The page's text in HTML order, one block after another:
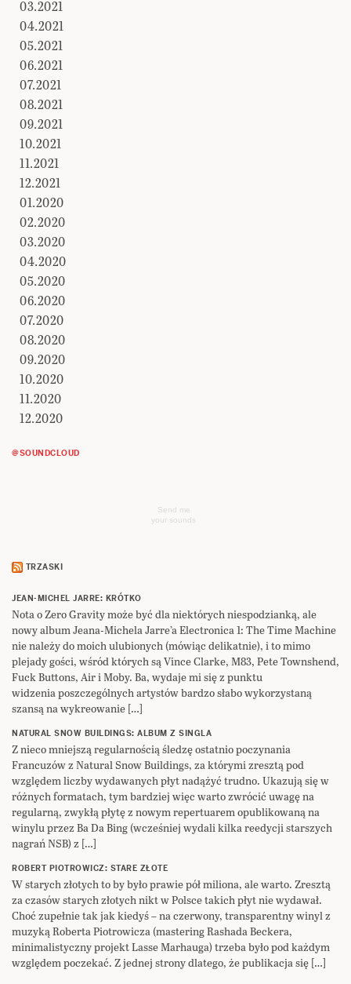
03.2021
04.2021
05.2021
06.2021
07.2021
08.2021
09.2021
10.2021
11.2021
12.2021
01.2020
02.2020
03.2020
04.2020
05.2020
06.2020
07.2020
08.2020
09.2020
10.2020
11.2020
12.2020
@SOUNDCLOUD
Send me
your sounds
TRZASKI
JEAN-MICHEL JARRE: KRÓTKO
Nota o Zero Gravity może być dla niektórych niespodzianką, ale
nowy album Jeana-Michela Jarre’a Electronica 1: The Time Machine
nie należy do moich ulubionych (mówiąc delikatnie), i to mimo
plejady gości, wśród których są Vince Clarke, M83, Pete Townshend,
Fuck Buttons, Air i Moby. Ba, wydaje mi się z punktu
widzenia poszczególnych artystów bardzo słabo wykorzystaną
szansą na wykreowanie […]
NATURAL SNOW BUILDINGS: ALBUM Z SINGLA
Z nieco mniejszą regularnością śledzę ostatnio poczynania
Francuzów z Natural Snow Buildings, za którymi zresztą pod
względem liczby wydawanych płyt nadążyć trudno. Ukazują się w
różnych formatach, tym bardziej więc warto zwrócić uwagę na
regularną, zwykłą płytę z nowym repertuarem opublikowaną na
winylu przez Ba Da Bing (wcześniej wydali kilka reedycji starszych
nagrań NSB) z […]
ROBERT PIOTROWICZ: STARE ZŁOTE
W starych złotych to by było prawie pół miliona, ale warto. Zresztą
za czasów starych złotych nikt w Polsce takich płyt nie wydawał.
Choć zupełnie tak jak kiedyś – na czerwony, transparentny winyl z
muzyką Roberta Piotrowicza (mastering Rashada Beckera,
minimalistyczny projekt Lasse Marhauga) trzeba było pod każdym
względem poczekać. Z jednej strony dlatego, że publikacja się […]